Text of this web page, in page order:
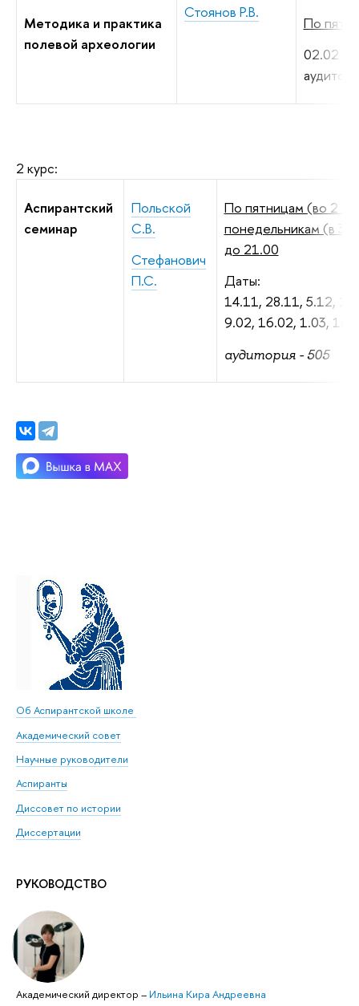
Об Аспирантской школе
Академический совет
Научные руководители
Аспиранты
Диссовет по истории
Диссертации
РУКОВОДСТВО
Академический директор – Ильина Кира Андреевна
Методика и практика
полевой археологии
Стоянов Р.В.
По
02.02 и
2 курс:
Аспирантский
семинар
Польской
С.В.
Стефанович
П.С.
По пятницам (во 2
понедельникам (в 3
до 21.00
Даты:
14.11, 28.11, 5.12,
9.02, 16.02, 1.03,
аудитория - 505